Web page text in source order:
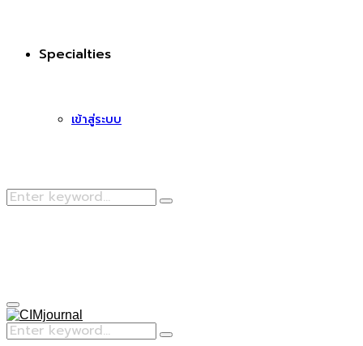
Specialties
เข้าสู่ระบบ
Search
Search
Primary
Menu
Search
for:
Search